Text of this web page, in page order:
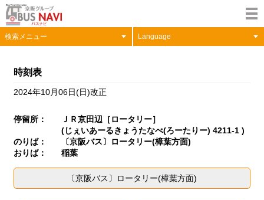
検索メニュー Language
時刻表
2024年10月06日(日)改正
停留所：
ＪＲ京田辺［ロータリー］
(じぇいあーるきょうたなべ(ろーたりー) 4211-1 )
のりば：
〔京阪バス〕ロータリー(樟葉方面)
おりば：
稲葉
〔京阪バス〕ロータリー(樟葉方面)